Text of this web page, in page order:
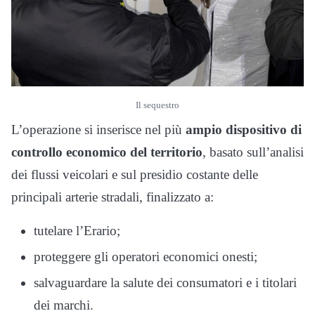
Il sequestro
L’operazione si inserisce nel più ampio dispositivo di
controllo economico del territorio, basato sull’analisi
dei flussi veicolari e sul presidio costante delle
principali arterie stradali, finalizzato a:
tutelare l’Erario;
proteggere gli operatori economici onesti;
salvaguardare la salute dei consumatori e i titolari
dei marchi.